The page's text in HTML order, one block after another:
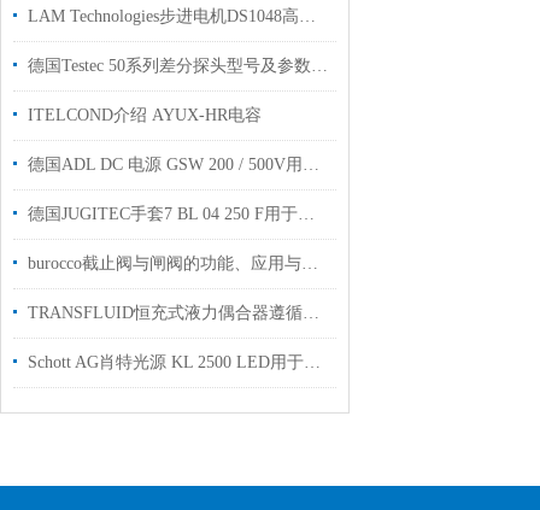
LAM Technologies步进电机DS1048高档纸板加工塑料薄膜加工
德国Testec 50系列差分探头型号及参数解析
ITELCOND介绍 AYUX-HR电容
德国ADL DC 电源 GSW 200 / 500V用于半导体真空镀膜工厂授权
德国JUGITEC手套7 BL 04 250 F用于化学无菌车间使用
burocco截止阀与闸阀的功能、应用与选择
TRANSFLUID恒充式液力偶合器遵循所有离心机的定律：
Schott AG肖特光源 KL 2500 LED用于医疗行业使用